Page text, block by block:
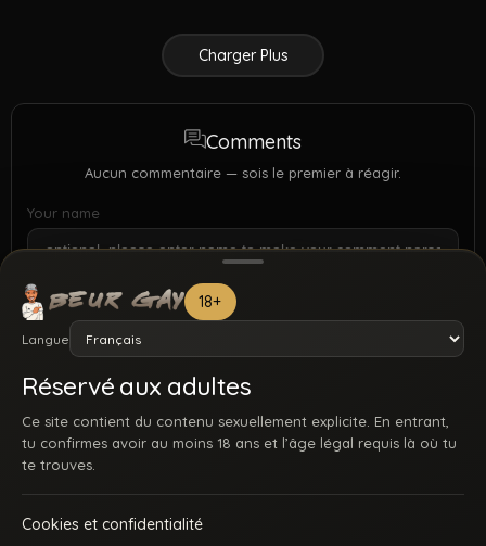
18+
Langue
Réservé aux adultes
Ce site contient du contenu sexuellement explicite. En entrant,
tu confirmes avoir au moins 18 ans et l’âge légal requis là où tu
te trouves.
Cookies et confidentialité
Charger Plus
Comments
Aucun commentaire — sois le premier à réagir.
Your name